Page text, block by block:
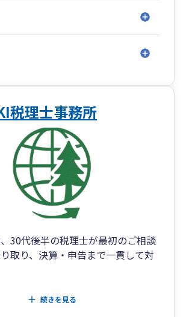
税理士事務所
30代後半の税理士が最初のご相談
取り、決算・申告まで一貫して対
で変わることはなく、「誰に相談す
続きを見る